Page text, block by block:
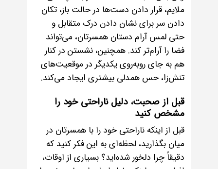
ملایم، قرار دادن دست‌ها در حالت باز، تکان
دادن سر برای نشان دادن درک متقابل و
حتی لمس آرام دستان همسرتان، می‌تواند
فضا را آرام‌تر کند. همچنین، نشستن در کنار
هم به جای رو‌به‌روی یکدیگر در موقعیت‌های
تنش‌زا، حس همدلی بیشتری ایجاد می‌کند.
قبل از صحبت، دلیل ناراحتی خود را
مشخص کنید
قبل از اینکه ناراحتی خود را با همسرتان در
میان بگذارید، لحظه‌ای به این فکر کنید که
دقیقاً چرا دلخور شده‌اید؟ بسیاری از اوقات،